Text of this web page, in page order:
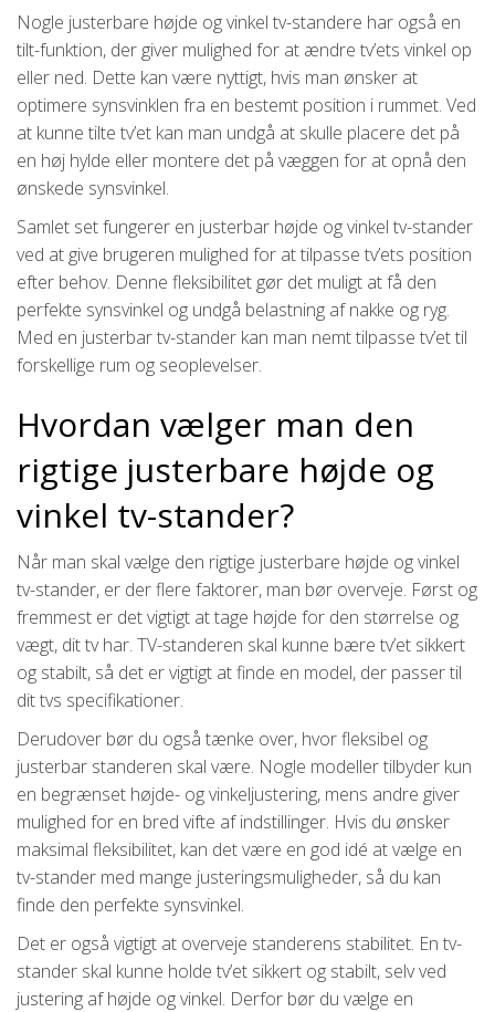
Nogle justerbare højde og vinkel tv-standere har også en
tilt-funktion, der giver mulighed for at ændre tv’ets vinkel op
eller ned. Dette kan være nyttigt, hvis man ønsker at
optimere synsvinklen fra en bestemt position i rummet. Ved
at kunne tilte tv’et kan man undgå at skulle placere det på
en høj hylde eller montere det på væggen for at opnå den
ønskede synsvinkel.
Samlet set fungerer en justerbar højde og vinkel tv-stander
ved at give brugeren mulighed for at tilpasse tv’ets position
efter behov. Denne fleksibilitet gør det muligt at få den
perfekte synsvinkel og undgå belastning af nakke og ryg.
Med en justerbar tv-stander kan man nemt tilpasse tv’et til
forskellige rum og seoplevelser.
Hvordan vælger man den
rigtige justerbare højde og
vinkel tv-stander?
Når man skal vælge den rigtige justerbare højde og vinkel
tv-stander, er der flere faktorer, man bør overveje. Først og
fremmest er det vigtigt at tage højde for den størrelse og
vægt, dit tv har. TV-standeren skal kunne bære tv’et sikkert
og stabilt, så det er vigtigt at finde en model, der passer til
dit tvs specifikationer.
Derudover bør du også tænke over, hvor fleksibel og
justerbar standeren skal være. Nogle modeller tilbyder kun
en begrænset højde- og vinkeljustering, mens andre giver
mulighed for en bred vifte af indstillinger. Hvis du ønsker
maksimal fleksibilitet, kan det være en god idé at vælge en
tv-stander med mange justeringsmuligheder, så du kan
finde den perfekte synsvinkel.
Det er også vigtigt at overveje standerens stabilitet. En tv-
stander skal kunne holde tv’et sikkert og stabilt, selv ved
justering af højde og vinkel. Derfor bør du vælge en